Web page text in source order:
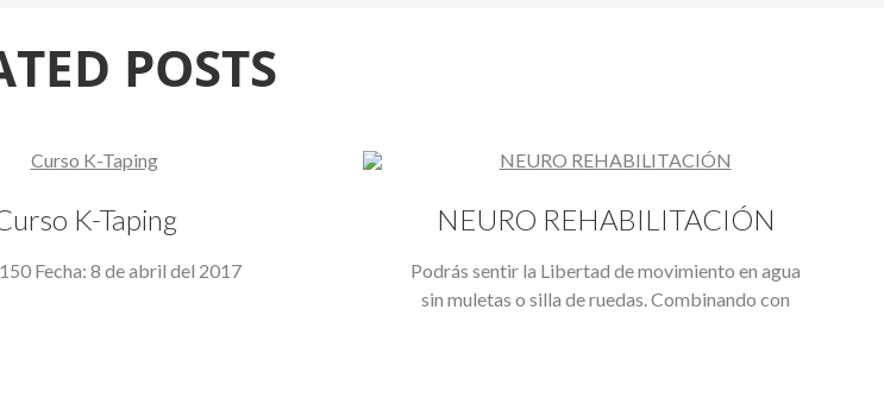
POSTS
K-Taping
Fecha: 8 de abril del 2017
NEURO REHABILITACIÓN
Podrás sentir la Libertad de movimiento en agua
sin muletas o silla de ruedas. Combinando con